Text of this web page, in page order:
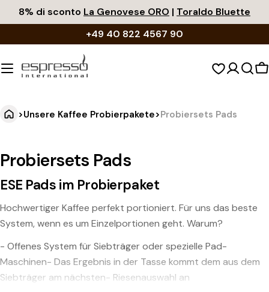
Inhalt
8% di sconto La Genovese ORO | Toraldo Bluette
+49 40 822 4567 90
>Unsere Kaffee Probierpakete>Probiersets Pads
Probiersets Pads
ESE Pads im Probierpaket
Hochwertiger Kaffee perfekt portioniert. Für uns das beste
System, wenn es um Einzelportionen geht. Warum?
- Offenes System für Siebträger oder spezielle Pad-
Maschinen- Das Ergebnis in der Tasse kommt dem aus dem
Siebträger am nächsten- Riesenauswahl an